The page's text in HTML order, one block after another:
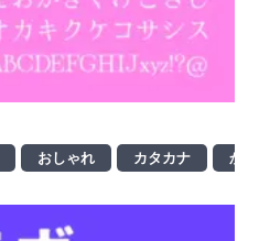
おしゃれ カタカナ か